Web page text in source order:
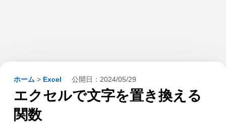
ホーム > Excel 公開日： 2024/05/29
エクセルで文字を置き換える
関数